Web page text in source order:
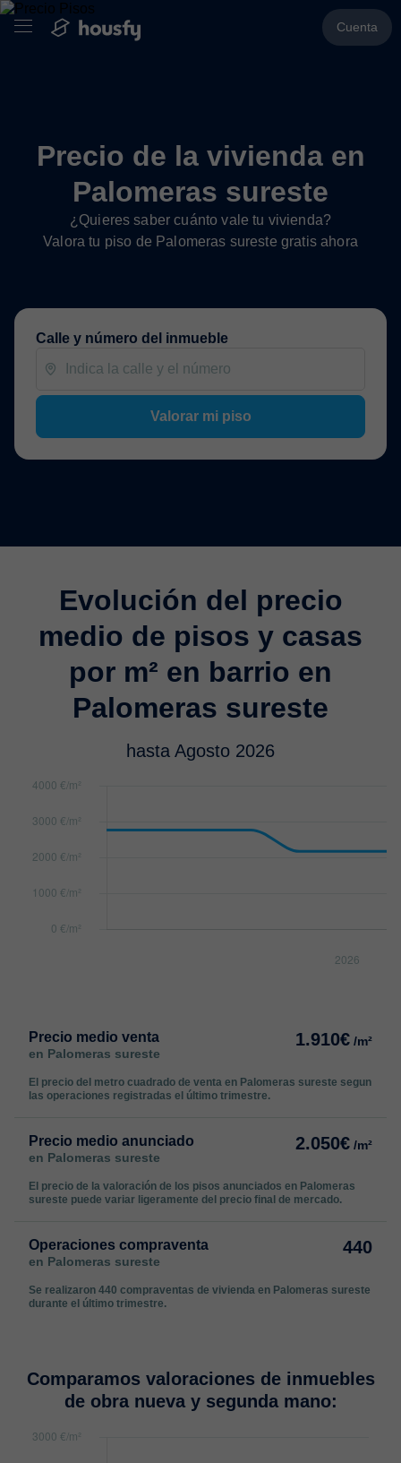
Cuenta
Precio de la vivienda en
Palomeras sureste
¿Quieres saber cuánto vale tu vivienda?
Valora tu piso de Palomeras sureste gratis ahora
Calle y número del inmueble
Valorar mi piso
Evolución del precio
medio de pisos y casas
por m² en barrio en
Palomeras sureste
hasta Agosto 2026
Precio medio venta
en Palomeras sureste
1.910€ /m²
El precio del metro cuadrado de venta en Palomeras sureste segun
las operaciones registradas el último trimestre.
Precio medio anunciado
en Palomeras sureste
2.050€ /m²
El precio de la valoración de los pisos anunciados en Palomeras
sureste puede variar ligeramente del precio final de mercado.
Operaciones compraventa
en Palomeras sureste
440
Se realizaron 440 compraventas de vivienda en Palomeras sureste
durante el último trimestre.
Comparamos valoraciones de inmuebles
de obra nueva y segunda mano: